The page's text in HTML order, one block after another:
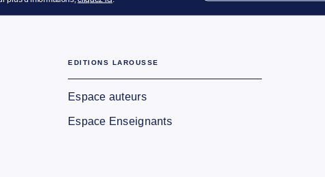
EDITIONS LAROUSSE
Espace auteurs
Espace Enseignants